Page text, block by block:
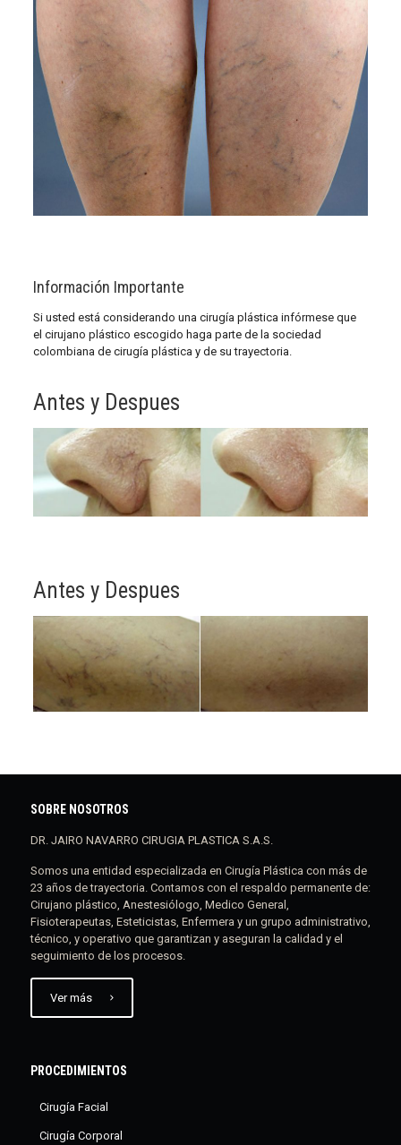
Información Importante
Si usted está considerando una cirugía plástica infórmese que
el cirujano plástico escogido haga parte de la sociedad
colombiana de cirugía plástica y de su trayectoria.
Antes y Despues
Antes y Despues
SOBRE NOSOTROS
DR. JAIRO NAVARRO CIRUGIA PLASTICA S.A.S.
Somos una entidad especializada en Cirugía Plástica con más de
23 años de trayectoria. Contamos con el respaldo permanente de:
Cirujano plástico, Anestesiólogo, Medico General,
Fisioterapeutas, Esteticistas, Enfermera y un grupo administrativo,
técnico, y operativo que garantizan y aseguran la calidad y el
seguimiento de los procesos.
Ver más
PROCEDIMIENTOS
Cirugía Facial
Cirugía Corporal